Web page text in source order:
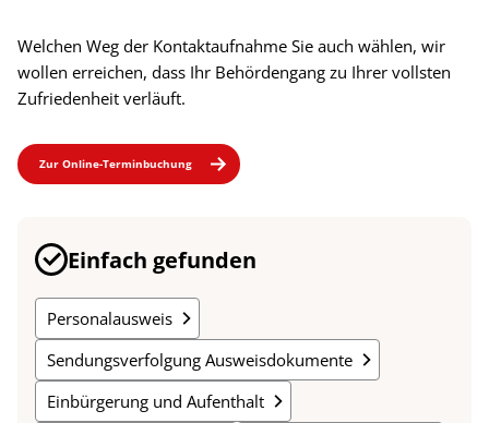
Welchen Weg der Kontaktaufnahme Sie auch wählen, wir
wollen erreichen, dass Ihr Behördengang zu Ihrer vollsten
Zufriedenheit verläuft.
Zur Online-Terminbuchung
Einfach gefunden
Personalausweis
Sendungsverfolgung Ausweisdokumente
Einbürgerung und Aufenthalt